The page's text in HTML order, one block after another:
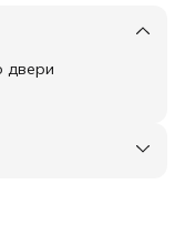
двери